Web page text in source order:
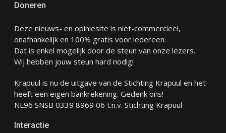
Doneren
Deze nieuws- en opiniesite is niet-commercieel,
onafhankelijk en 100% gratis voor iedereen.
Dat is enkel mogelijk door de steun van onze lezers.
Wij hebben jouw steun hard nodig!
Krapuul is nu de uitgave van de Stichting Krapuul en het
heeft een eigen bankrekening. Gedenk ons!
NL96 SNSB 0339 8969 06 t.n.v. Stichting Krapuul
Interactie